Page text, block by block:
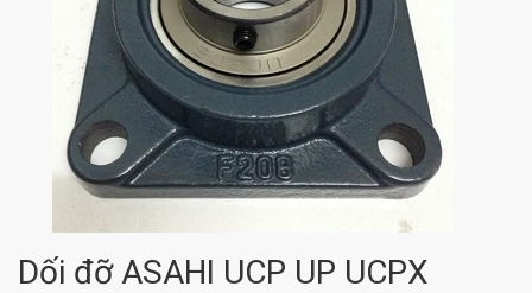
Dối đỡ ASAHI UCP UP UCPX